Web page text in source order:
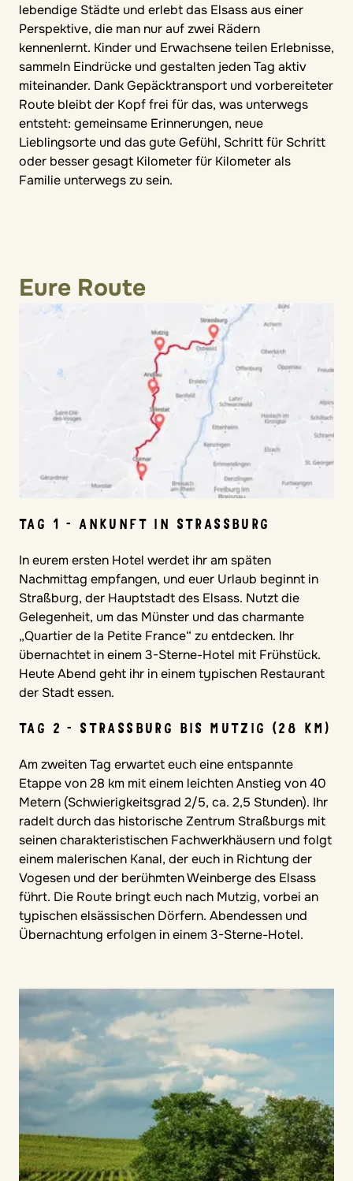
lebendige Städte und erlebt das Elsass aus einer
Perspektive, die man nur auf zwei Rädern
kennenlernt. Kinder und Erwachsene teilen Erlebnisse,
sammeln Eindrücke und gestalten jeden Tag aktiv
miteinander. Dank Gepäcktransport und vorbereiteter
Route bleibt der Kopf frei für das, was unterwegs
entsteht: gemeinsame Erinnerungen, neue
Lieblingsorte und das gute Gefühl, Schritt für Schritt
oder besser gesagt Kilometer für Kilometer als
Familie unterwegs zu sein.
Eure Route
TAG 1 - ANKUNFT IN STRASSBURG
In eurem ersten Hotel werdet ihr am späten
Nachmittag empfangen, und euer Urlaub beginnt in
Straßburg, der Hauptstadt des Elsass. Nutzt die
Gelegenheit, um das Münster und das charmante
„Quartier de la Petite France“ zu entdecken. Ihr
übernachtet in einem 3-Sterne-Hotel mit Frühstück.
Heute Abend geht ihr in einem typischen Restaurant
der Stadt essen.
TAG 2 - STRASSBURG BIS MUTZIG (28 KM)
Am zweiten Tag erwartet euch eine entspannte
Etappe von 28 km mit einem leichten Anstieg von 40
Metern (Schwierigkeitsgrad 2/5, ca. 2,5 Stunden). Ihr
radelt durch das historische Zentrum Straßburgs mit
seinen charakteristischen Fachwerkhäusern und folgt
einem malerischen Kanal, der euch in Richtung der
Vogesen und der berühmten Weinberge des Elsass
führt. Die Route bringt euch nach Mutzig, vorbei an
typischen elsässischen Dörfern. Abendessen und
Übernachtung erfolgen in einem 3-Sterne-Hotel.